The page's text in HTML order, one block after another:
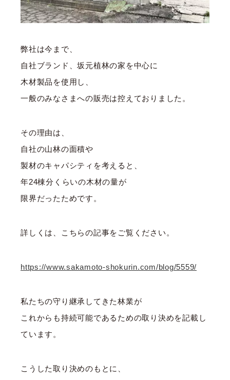
弊社は今まで、
自社ブランド、坂元植林の家を中心に
木材製品を使用し、
一般のみなさまへの販売は控えておりました。
その理由は、
自社の山林の面積や
製材のキャパシティを考えると、
年24棟分くらいの木材の量が
限界だったためです。
詳しくは、こちらの記事をご覧ください。
https://www.sakamoto-shokurin.com/blog/5559/
私たちの守り継承してきた林業が
これからも持続可能であるための取り決めを記載し
ています。
こうした取り決めのもとに、